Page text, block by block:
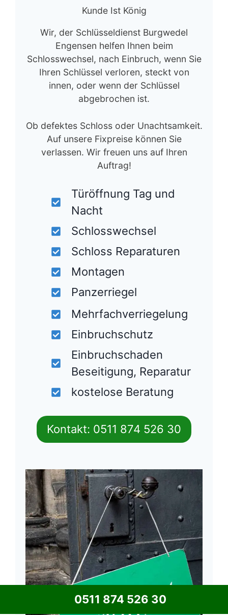
Kunde Ist König
Wir, der Schlüsseldienst Burgwedel
Engensen helfen Ihnen beim
Schlosswechsel, nach Einbruch, wenn Sie
Ihren Schlüssel verloren, steckt von
innen, oder wenn der Schlüssel
abgebrochen ist.
Ob defektes Schloss oder Unachtsamkeit.
Auf unsere Fixpreise können Sie
verlassen. Wir freuen uns auf Ihren
Auftrag!
Türöffnung Tag und
Nacht
Schlosswechsel
Schloss Reparaturen
Montagen
Panzerriegel
Mehrfachverriegelung
Einbruchschutz
Einbruchschaden
Beseitigung, Reparatur
kostelose Beratung
Kontakt: 0511 874 526 30
0511 874 526 30